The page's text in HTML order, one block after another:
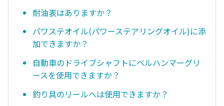
耐油表はありますか？
パワステオイル(パワーステアリングオイル)に添
加できますか？
自動車のドライブシャフトにベルハンマーグリ
ースを使用できますか？
釣り具のリールへは使用できますか？